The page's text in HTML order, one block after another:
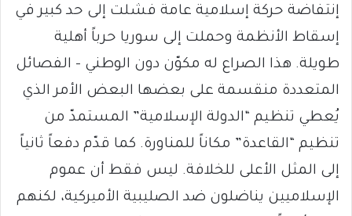
إنتفاضة حركة إسلامية عامة فشلت إلى حد كبير في
إسقاط الأنظمة وحملت إلى سوريا حرباً أهلية
طويلة. هذا الصراع له مكوّن دون الوطني – الفصائل
المتعددة منقسمة على بعضها البعض الأمر الذي
يُعطي تنظيم “الدولة الإسلامية” المستمدّ من
تنظيم “القاعدة” مكاناً للمناورة. كما قدّم دفعاً ثانياً
إلى المثل الأعلى للخلافة. ليس فقط أن عموم
الإسلاميين يناضلون ضد الصليبية الأميركية، لكنهم